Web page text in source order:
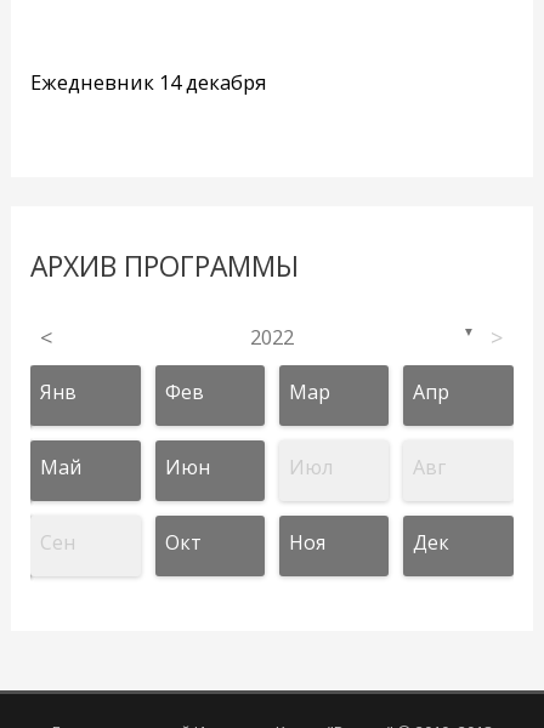
Ежедневник 14 декабря
АРХИВ ПРОГРАММЫ
< 2022 ▼ >
Янв Фев Мар Апр
Май Июн Июл Авг
Сен Окт Ноя Дек